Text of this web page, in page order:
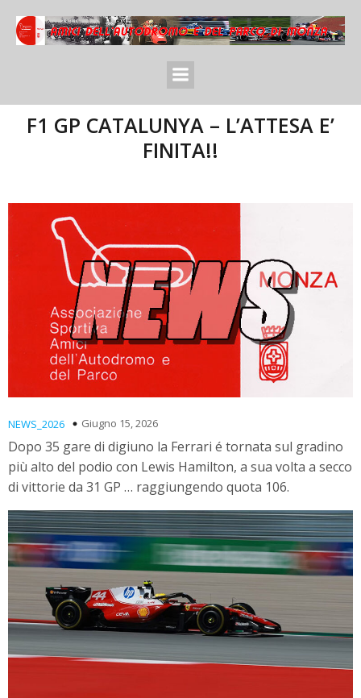
F1 GP CATALUNYA – L’ATTESA E’
FINITA!!
NEWS_2026 Giugno 15, 2026
Dopo 35 gare di digiuno la Ferrari é tornata sul gradino
più alto del podio con Lewis Hamilton, a sua volta a secco
di vittorie da 31 GP … raggiungendo quota 106.